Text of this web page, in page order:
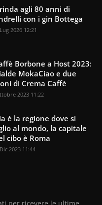
agli 80 anni di
con i gin Bottega
2026 12:21
Borbone a Host 2023:
MokaCiao e due
di Crema Caffè
2023 11:22
è la regione dove si
al mondo, la capitale
cibo è Roma
2023 11:44